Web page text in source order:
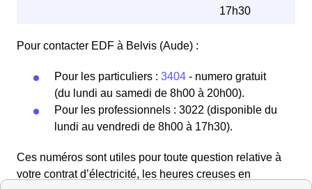
17h30
Pour contacter EDF à Belvis (Aude) :
Pour les particuliers : 3404 - numero gratuit
(du lundi au samedi de 8h00 à 20h00).
Pour les professionnels : 3022 (disponible du
lundi au vendredi de 8h00 à 17h30).
Ces numéros sont utiles pour toute question relative à
votre contrat d’électricité, les heures creuses en